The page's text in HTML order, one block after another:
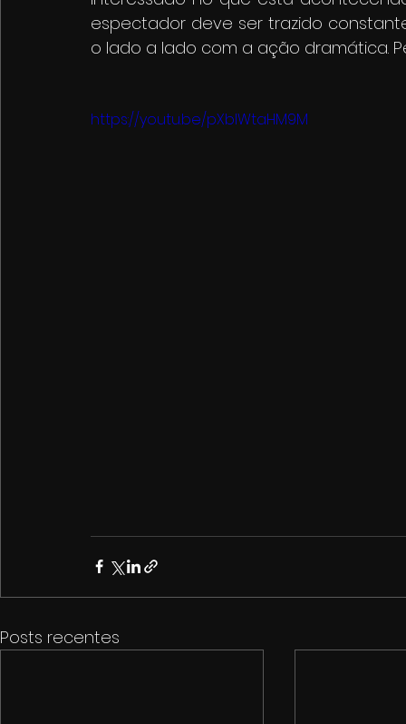
espectador deve ser trazido
o lado a lado com a ação dramática.
https://youtu.be/pXblWtaHM9M
Posts recentes